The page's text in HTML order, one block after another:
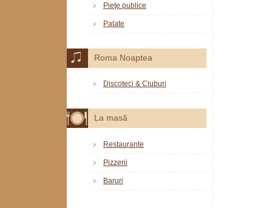
Pieţe publice
Palate
Roma Noaptea
Discoteci & Cluburi
La masă
Restaurante
Pizzerii
Baruri